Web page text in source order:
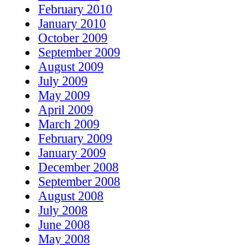
February 2010
January 2010
October 2009
September 2009
August 2009
July 2009
May 2009
April 2009
March 2009
February 2009
January 2009
December 2008
September 2008
August 2008
July 2008
June 2008
May 2008